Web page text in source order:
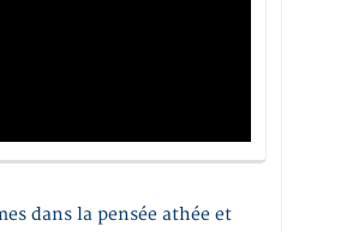
dans la pensée athée et